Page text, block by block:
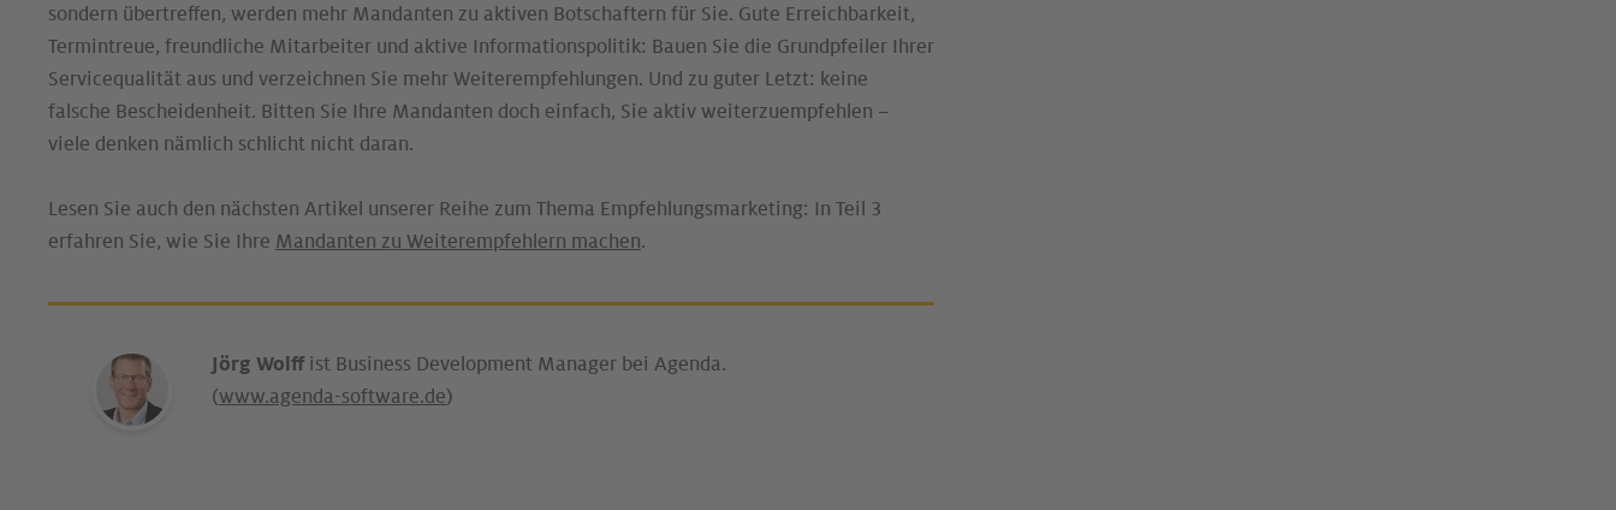
sondern übertreffen, werden mehr Mandanten zu aktiven Botschaftern für Sie. Gute Erreichbarkeit,
Termintreue, freundliche Mitarbeiter und aktive Informationspolitik: Bauen Sie die Grundpfeiler Ihrer
Servicequalität aus und verzeichnen Sie mehr Weiterempfehlungen. Und zu guter Letzt: keine
falsche Bescheidenheit. Bitten Sie Ihre Mandanten doch einfach, Sie aktiv weiterzuempfehlen –
viele denken nämlich schlicht nicht daran.
Lesen Sie auch den nächsten Artikel unserer Reihe zum Thema Empfehlungsmarketing: In Teil 3
erfahren Sie, wie Sie Ihre Mandanten zu Weiterempfehlern machen.
Jörg Wolffist Business Development Manager bei Agenda.
(www.agenda-software.de)